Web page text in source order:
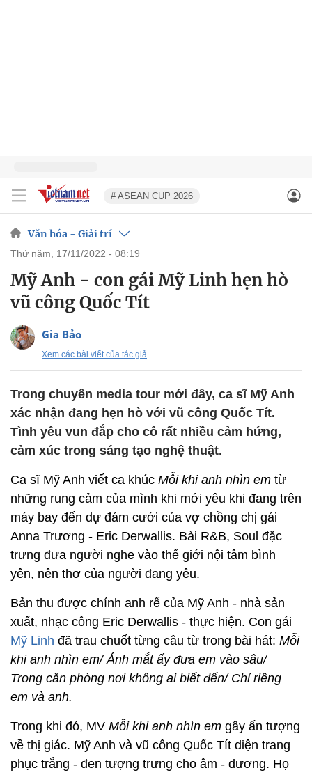
# ASEAN CUP 2026
Văn hóa - Giải trí
thứ năm, 17/11/2022 - 08:19
Mỹ Anh - con gái Mỹ Linh hẹn hò
vũ công Quốc Tít
Gia Bảo
Xem các bài viết của tác giả
Trong chuyến media tour mới đây, ca sĩ Mỹ Anh
xác nhận đang hẹn hò với vũ công Quốc Tít.
Tình yêu vun đắp cho cô rất nhiều cảm hứng,
cảm xúc trong sáng tạo nghệ thuật.
Ca sĩ Mỹ Anh viết ca khúc Mỗi khi anh nhìn em từ
những rung cảm của mình khi mới yêu khi đang trên
máy bay đến dự đám cưới của vợ chồng chị gái
Anna Trương - Eric Derwallis. Bài R&B, Soul đặc
trưng đưa người nghe vào thế giới nội tâm bình
yên, nên thơ của người đang yêu.
Bản thu được chính anh rể của Mỹ Anh - nhà sản
xuất, nhạc công Eric Derwallis - thực hiện. Con gái
Mỹ Linh đã trau chuốt từng câu từ trong bài hát: Mỗi
khi anh nhìn em/ Ánh mắt ấy đưa em vào sâu/
Trong căn phòng nơi không ai biết đến/ Chỉ riêng
em và anh.
Trong khi đó, MV Mỗi khi anh nhìn em gây ấn tượng
về thị giác. Mỹ Anh và vũ công Quốc Tít diện trang
phục trắng - đen tượng trưng cho âm - dương. Họ